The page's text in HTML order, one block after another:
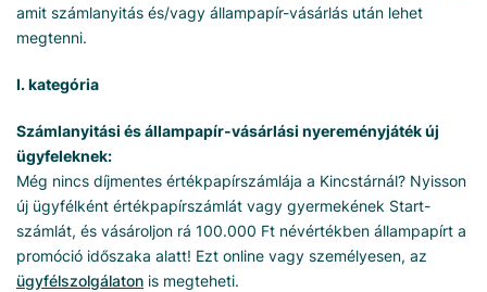
amit számlanyitás és/vagy állampapír-vásárlás után lehet
megtenni.
I. kategória
Számlanyitási és állampapír-vásárlási nyereményjáték új
ügyfeleknek:
Még nincs díjmentes értékpapírszámlája a Kincstárnál? Nyisson
új ügyfélként értékpapírszámlát vagy gyermekének Start-
számlát, és vásároljon rá 100.000 Ft névértékben állampapírt a
promóció időszaka alatt! Ezt online vagy személyesen, az
ügyfélszolgálaton is megteheti.